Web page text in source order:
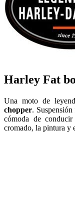
Harley Fat
Una moto de
chopper.
cómoda de
cromado, la pintura y